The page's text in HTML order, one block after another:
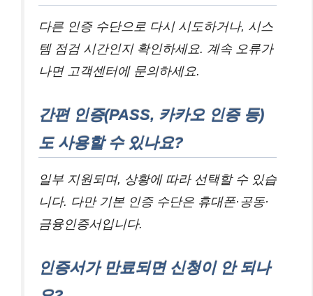
다른 인증 수단으로 다시 시도하거나, 시스
템 점검 시간인지 확인하세요. 계속 오류가
나면 고객센터에 문의하세요.
간편 인증(PASS, 카카오 인증 등)
도 사용할 수 있나요?
일부 지원되며, 상황에 따라 선택할 수 있습
니다. 다만 기본 인증 수단은 휴대폰·공동·
금융인증서입니다.
인증서가 만료되면 신청이 안 되나